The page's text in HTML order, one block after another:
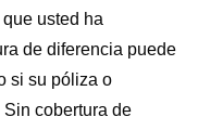
usted ha
de diferencia puede
si su póliza o
cobertura de